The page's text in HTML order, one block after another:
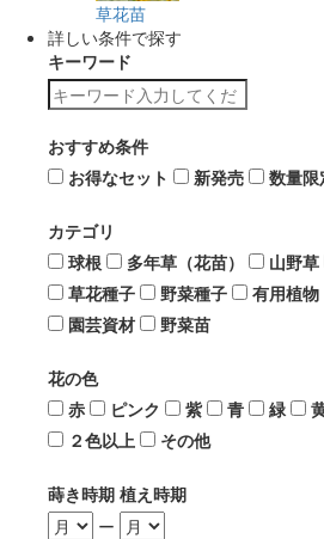
草花苗
詳しい条件で探す
キーワード
おすすめ条件
お得なセット
新発売 数量限
カテゴリ
球根
多年草（花苗） 山野草
草花種子
野菜種子
有用植
園芸資材
野菜苗
花の色
赤
ピンク 紫 青 緑
２色以上
その他
蒔き時期 植え時期
ー